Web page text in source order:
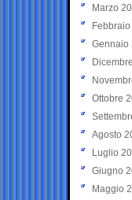
Marzo
Gennaio
Ottobre
Agosto
Luglio
Giugno
Maggio